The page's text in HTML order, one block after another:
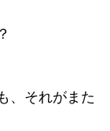
、それがまた